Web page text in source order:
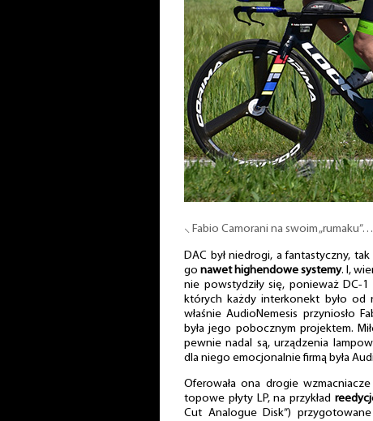
⸜ Fabio Camorani na swoim „rumaku”…
DAC był niedrogi, a fantastyczny,
go nawet highendowe systemy. I,
nie powstydziły się, ponieważ DC-
których każdy interkonekt było od
właśnie AudioNemesis przyniosło
była jego pobocznym projektem.
pewnie nadal są, urządzenia
dla niego emocjonalnie firmą była
Oferowała ona drogie
topowe płyty LP, na przykład
Cut Analogue Disk”)